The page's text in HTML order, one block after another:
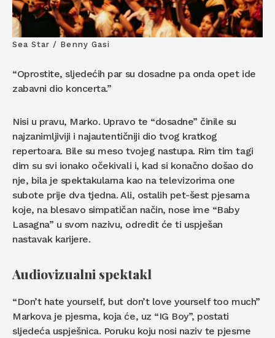
Sea Star / Benny Gasi
“Oprostite, sljedećih par su dosadne pa onda opet ide
zabavni dio koncerta.”
Nisi u pravu, Marko. Upravo te “dosadne” činile su
najzanimljiviji i najautentičniji dio tvog kratkog
repertoara. Bile su meso tvojeg nastupa. Rim tim tagi
dim su svi ionako očekivali i, kad si konačno došao do
nje, bila je spektakularna kao na televizorima one
subote prije dva tjedna. Ali, ostalih pet-šest pjesama
koje, na blesavo simpatičan način, nose ime “Baby
Lasagna” u svom nazivu, odredit će ti uspješan
nastavak karijere.
Audiovizualni spektakl
“Don’t hate yourself, but don’t love yourself too much”
Markova je pjesma, koja će, uz “IG Boy”, postati
sljedeća uspješnica. Poruku koju nosi naziv te pjesme